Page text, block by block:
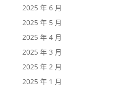
2025 年 6 月
2025 年 5 月
2025 年 4 月
2025 年 3 月
2025 年 2 月
2025 年 1 月